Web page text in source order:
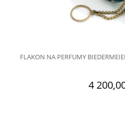
FLAKON NA PERFUMY
4